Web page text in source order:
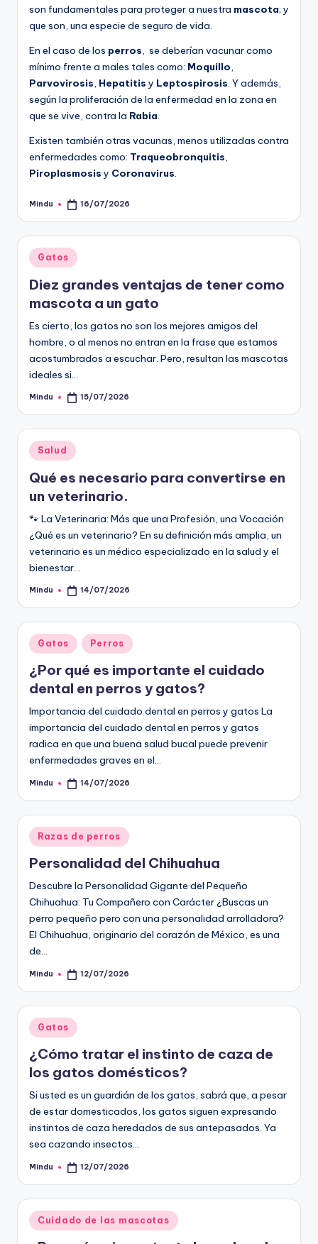
son fundamentales para proteger a nuestra mascota; y
que son, una especie de seguro de vida.
En el caso de los perros, se deberían vacunar como
mínimo frente a males tales como: Moquillo,
Parvovirosis, Hepatitis y Leptospirosis. Y además,
según la proliferación de la enfermedad en la zona en
que se vive, contra la Rabia.
Existen también otras vacunas, menos utilizadas contra
enfermedades como: Traqueobronquitis,
Piroplasmosis y Coronavirus.
Publicado
Mindu 16/07/2026
Publicado
en
Gatos
Diez grandes ventajas de tener como
mascota a un gato
Es cierto, los gatos no son los mejores amigos del
hombre, o al menos no entran en la frase que estamos
acostumbrados a escuchar. Pero, resultan las mascotas
ideales si…
Publicado
Mindu 15/07/2026
Publicado
en
Salud
Qué es necesario para convertirse en
un veterinario.
🐾 La Veterinaria: Más que una Profesión, una Vocación
¿Qué es un veterinario? En su definición más amplia, un
veterinario es un médico especializado en la salud y el
bienestar…
Publicado
Mindu 14/07/2026
Publicado
en
Gatos Perros
¿Por qué es importante el cuidado
dental en perros y gatos?
Importancia del cuidado dental en perros y gatos La
importancia del cuidado dental en perros y gatos
radica en que una buena salud bucal puede prevenir
enfermedades graves en el…
Publicado
Mindu 14/07/2026
Publicado
en
Razas de perros
Personalidad del Chihuahua
Descubre la Personalidad Gigante del Pequeño
Chihuahua: Tu Compañero con Carácter ¿Buscas un
perro pequeño pero con una personalidad arrolladora?
El Chihuahua, originario del corazón de México, es una
de…
Publicado
Mindu 12/07/2026
Publicado
en
Gatos
¿Cómo tratar el instinto de caza de
los gatos domésticos?
Si usted es un guardián de los gatos, sabrá que, a pesar
de estar domesticados, los gatos siguen expresando
instintos de caza heredados de sus antepasados. Ya
sea cazando insectos…
Publicado
Mindu 12/07/2026
Publicado
en
Cuidado de las mascotas